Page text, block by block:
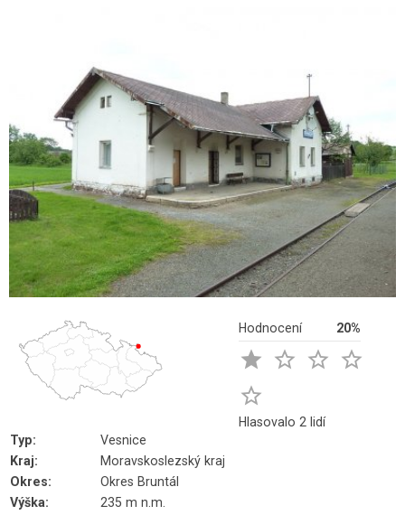
Hodnocení 20%
   

Hlasovalo 2 lidí
Typ:
Vesnice
Kraj:
Moravskoslezský kraj
Okres:
Okres Bruntál
Výška:
235 m n.m.